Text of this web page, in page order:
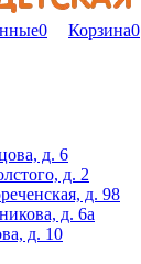
0 Корзина0
д. 6
д. 2
д. 98
д. 6а
д. 10